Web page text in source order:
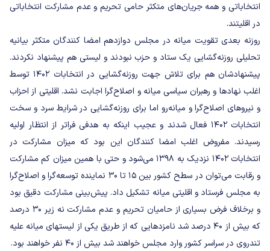
انتخاباتی و همه جریان‌های متکثر حامی تحریم و عدم مشارکت انتخاباتی
در اقلیتند.
روزنه بعدی تقویت میانه در مجلس دوازدهم امضا کنندگان متکثر بیانیه
تحلیلی روزنه‌گشایی یک ستاد و حزب نبودند و لیستی هم پیشنهاد نکردند.
پیشنهادشان هم برای تلاش جهت روزنه‌گشایی در انتخابات ۱۴۰۲ توسط
اغلب نهادها و رهبران سیاسی میانه و اصلاح‌گرا اجابت نشد. اقلیتی از احزاب
و نیروهای اصلاح‌گرا و میانه‌رو اما برای روزنه‌گشایی در شرایط سرد و سخت
انتخابات ۱۴۰۲ فعال شدند و عجیب اینکه به هدفی فراتر از انتظار اولیه
رسیدند. مفروض اغلب امضا کنندگان این بود که میزان مشارکت در
انتخابات ۱۴۰۲ نزدیک به ۱۳۹۸ می‌شود و حتی با همین میزان کم مشارکت
و رقابت می‌توان در سطح کشور بین ۱۵ تا ۳۰ نماینده توسعه‌گرا و اصلاح‌گرا
به مجلس فرستاد و اقلیتی میانه تشکیل داد. پیش‌بینی مشارکت دقیق بود
و برخلاف فرض بسیاری از حامیان تحریم و عدم مشارکت نه زیر ۳۰ درصد
که بیش از ۴۰ درصد شد نامزدهایی که از طریق یکی از لیستهای میانه علیه
تندروی در سراسر کشور وارد مجلس خواهند شد بیش از ۴۰ نفر خواهند بود.